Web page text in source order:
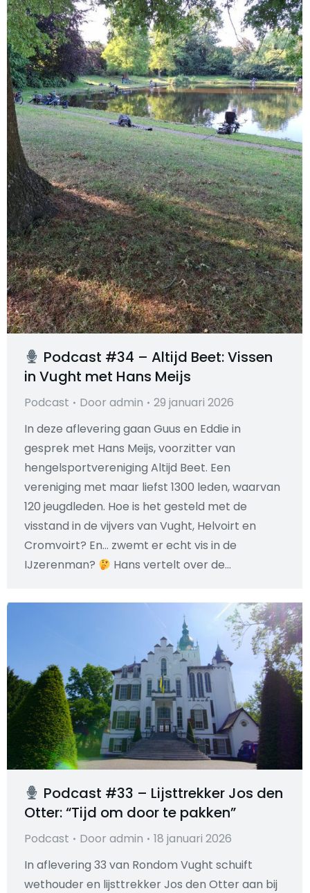
Podcast #34 – Altijd Beet: Vissen
in Vught met Hans Meijs
Podcast Door admin
29 januari 2026
In deze aflevering gaan Guus en Eddie in
gesprek met Hans Meijs, voorzitter van
hengelsportvereniging Altijd Beet. Een
vereniging met maar liefst 1300 leden, waarvan
120 jeugdleden. Hoe is het gesteld met de
visstand in de vijvers van Vught, Helvoirt en
Cromvoirt? En… zwemt er echt vis in de
IJzerenman?
Hans vertelt over de…
Podcast #33 – Lijsttrekker Jos den
Otter: “Tijd om door te pakken”
Podcast Door admin
18 januari 2026
In aflevering 33 van Rondom Vught schuift
wethouder en lijsttrekker Jos den Otter aan bij